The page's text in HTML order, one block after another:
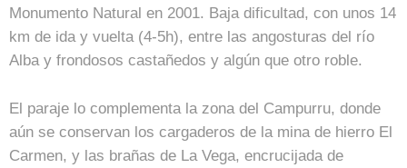
Monumento Natural en 2001. Baja dificultad, con unos 14
km de ida y vuelta (4-5h), entre las angosturas del río
Alba y frondosos castañedos y algún que otro roble.
El paraje lo complementa la zona del Campurru, donde
aún se conservan los cargaderos de la mina de hierro El
Carmen, y las brañas de La Vega, encrucijada de